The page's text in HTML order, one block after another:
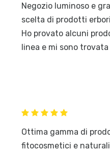
Negozio luminoso e
scelta di prodotti
Ho provato alcuni
linea e mi sono
Ottima gamma di
fitocosmetici e